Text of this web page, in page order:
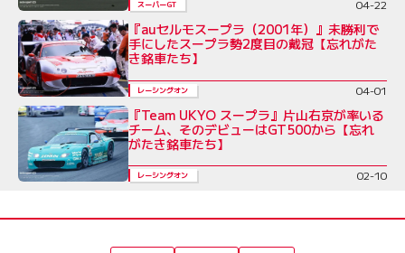
スーパーGT 04-22
『auセルモスープラ（2001年）』未勝利で
手にしたスープラ勢2度目の戴冠【忘れがた
き銘車たち】
レーシングオン 04-01
『Team UKYO スープラ』片山右京が率いる
チーム、そのデビューはGT500から【忘れ
がたき銘車たち】
レーシングオン 02-10